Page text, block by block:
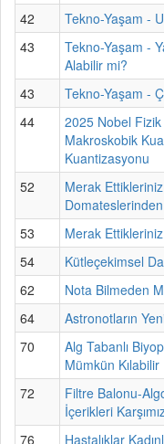
42
Tekno-Yaşam -
43
Tekno-Yaşam -
Alabilir mi?
43
Tekno-Yaşam -
44
2025 Nobel
Makroskobik
Kuantizasyonu
52
Merak
Domateslerinden
53
Merak
54
Kütleçekimsel
62
Nota Bilmeden
64
Astronotların
70
Alg Tabanlı
Mümkün Kılabilir
72
Filtre Balonu-
İçerikleri
76
Hastalıklar